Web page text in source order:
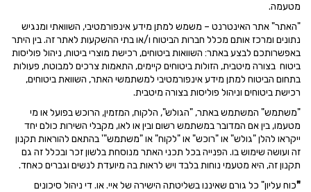
מטעמה.
"האתר"אתר האינטרנט – משמש למתן מידע אינפורמטיבי, השוואתי ומנגיש
נתונים ומרכז אותם מכלל חברות הביטוח ו/או בתי ההשקעות לאתר זה. בין היתר
באפשרותכם לבצע באתר: השוואות ביטוחים, רכישת מוצרי ביטוח, ניהול פוליסות
ביטוח בצורה מיטבית, הזולות ביטוחים קיימים, התאמות צרכים למבוטח, פעולות
בתחום הביטוח למתן מידע אינפורמטיבי למשתמשי האתר, השוואת ביטוחים,
רכישת ביטוחים וניהול פוליסות בצורה מיטבית.
"משתמש" המשתמש באתר, "הגולש", הלקוח, המזמין, הרוכש בפועל או מי
מטעמו,בין אם המדובר במשתמש רשום ובין או לאו, מקבלי השירות כולם יחד
ייקראו להלן "גולש" או "רוכש" או "לקוח" או"משתמש"'בהתאם להוראות תקנון
זה ועושה שימוש בו. הפנייהבכל תכני האתר מנוסחת בלשון זכר ובכלל זה גם
תקנון זה, היא מטעמי נוחות בלבד ויש לראות בה מיועדת לנשים וגברים כאחד.
"כוח עליון" כל גורם שאיננו בשליטתה הישירה של איי. או. די ניהול סיכונים